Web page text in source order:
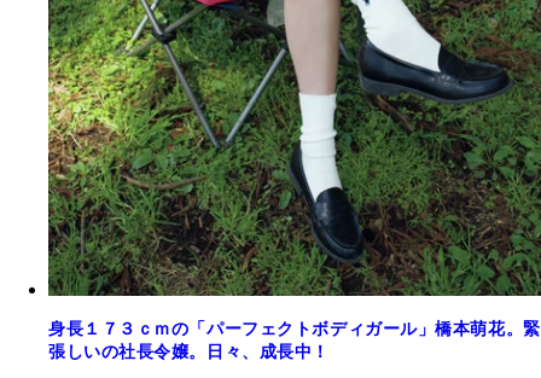
身長１７３ｃｍの「パーフェクトボディガール」橋本萌花。緊
張しいの社長令嬢。日々、成長中！